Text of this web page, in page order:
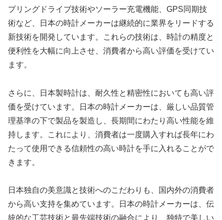
プリングドライブ技術やソーラー充電機能、GPS同期技
術など、日本の時計メーカーは継続的に業界をリードする
新技術を開発しています。これらの技術は、時計の精度と
便利性を大幅に向上させ、消費者から高い評価を受けてい
ます。
さらに、日本製時計は、耐久性と精密性においても高い評
価を受けています。日本の時計メーカーは、厳しい品質管
理基準の下で製品を製造し、長期間にわたり高い性能を維
持します。これにより、消費者は一度購入すれば長年にわ
たって使用できる信頼性の高い時計を手に入れることがで
きます。
日本独自の美意識と技術へのこだわりも、国内外の消費者
から高い支持を集めています。日本の時計メーカーは、伝
統的な工芸技術と最先端技術の融合により、独特で美しい